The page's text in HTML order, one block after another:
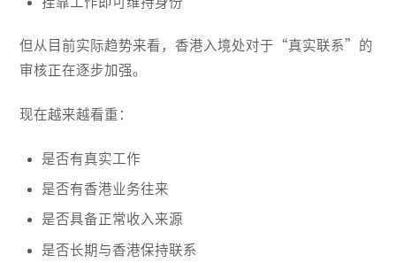
但从目前实际趋势来看，香港入境处对于“真实联系”的
审核正在逐步加强。
现在越来越看重：
是否有真实工作
是否有香港业务往来
是否具备正常收入来源
是否长期与香港保持联系